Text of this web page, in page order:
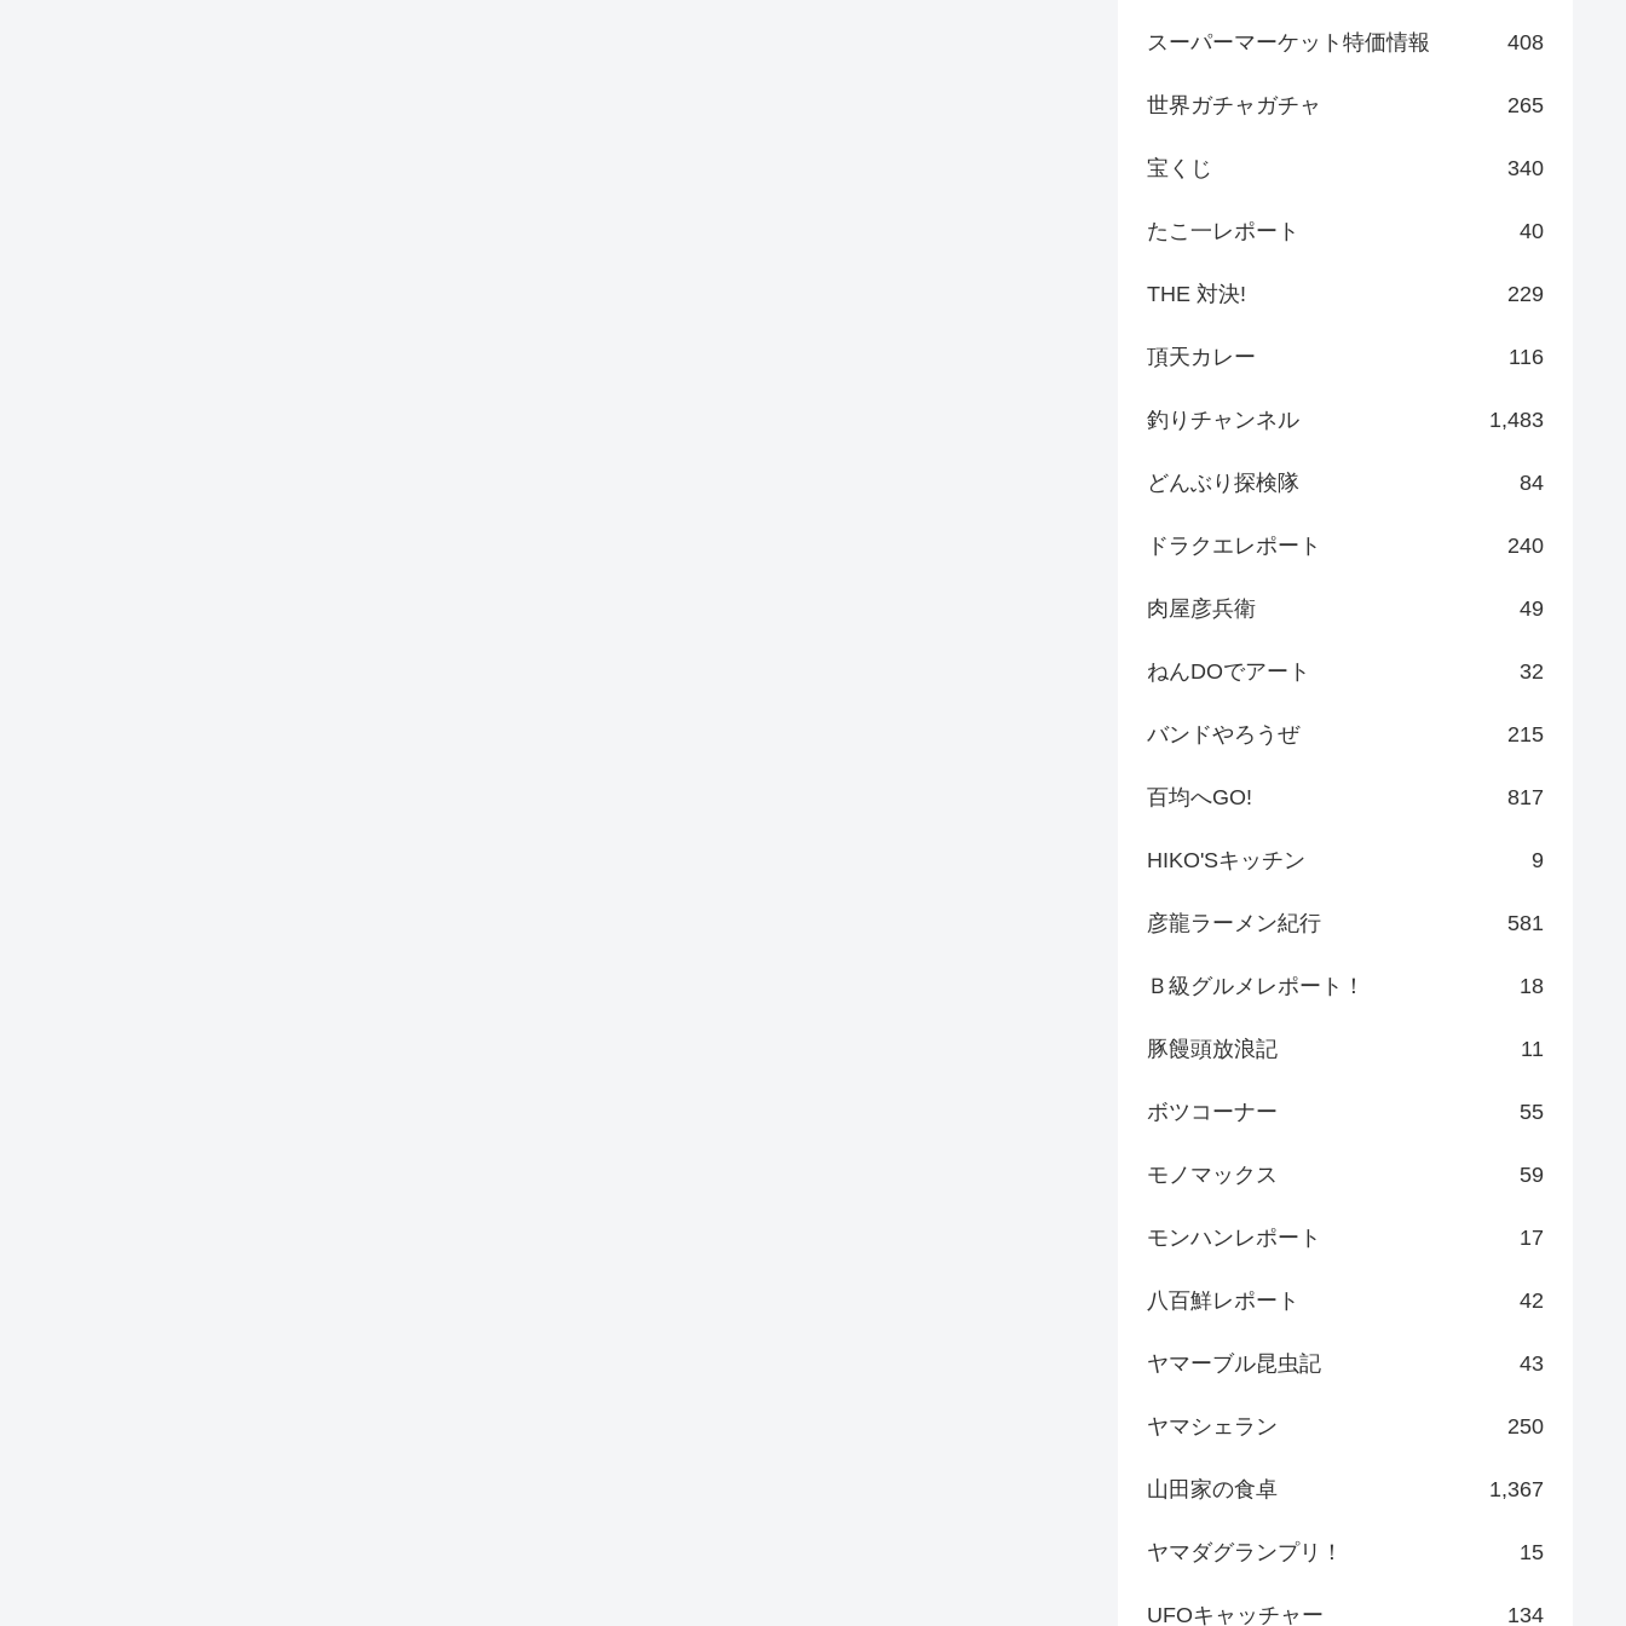
スーパーマーケット特価情報 408
世界ガチャガチャ 265
宝くじ 340
たこ一レポート 40
THE 対決! 229
頂天カレー 116
釣りチャンネル 1,483
どんぶり探検隊 84
ドラクエレポート 240
肉屋彦兵衛 49
ねんDOでアート 32
バンドやろうぜ 215
百均へGO! 817
HIKO'Sキッチン 9
彦龍ラーメン紀行 581
Ｂ級グルメレポート！ 18
豚饅頭放浪記 11
ボツコーナー 55
モノマックス 59
モンハンレポート 17
八百鮮レポート 42
ヤマーブル昆虫記 43
ヤマシェラン 250
山田家の食卓 1,367
ヤマダグランプリ！ 15
UFOキャッチャー 134